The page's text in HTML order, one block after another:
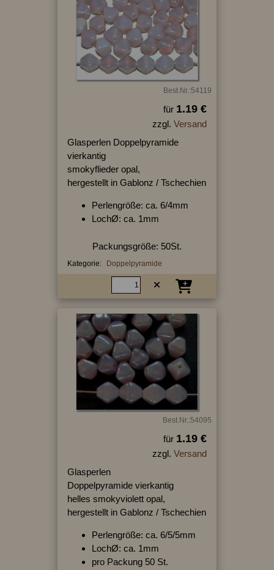
Best.Nr.:54119
für 1.19 €
zzgl. Versand
Glasperlen Doppelpyramide
vierkantig
smokyflieder opal,
hergestellt in Gablonz / Tschechien
Perlengröße: ca. 6/4mm
LochØ: ca. 1mm
Packungsgröße: 50St.
Kategorie: Doppelpyramide
Best.Nr.:54095
für 1.19 €
zzgl. Versand
Glasperlen
Doppelpyramide vierkantig
helles smokyviolett opal,
hergestellt in Gablonz / Tschechien
Perlengröße: ca. 6/5/5mm
LochØ: ca. 1mm
pro Packung 50 St.